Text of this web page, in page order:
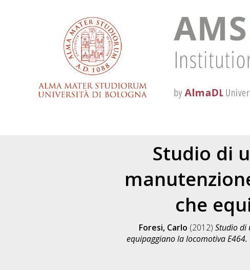
Studio di
che
Foresi, Carlo (2012) Studio di
equipaggiano la locomotiva E464.